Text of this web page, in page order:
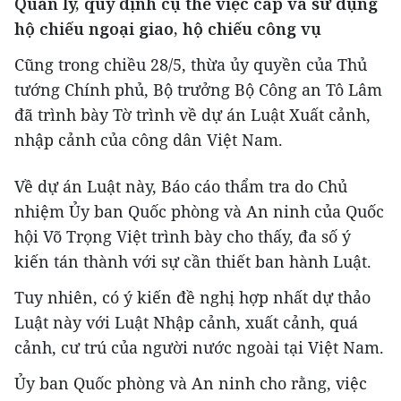
hộ chiếu ngoại giao, hộ chiếu công vụ
Cũng trong chiều 28/5, thừa ủy quyền của Thủ
tướng Chính phủ, Bộ trưởng Bộ Công an Tô Lâm
đã trình bày Tờ trình về dự án Luật Xuất cảnh,
nhập cảnh của công dân Việt Nam.
Về dự án Luật này, Báo cáo thẩm tra do Chủ
nhiệm Ủy ban Quốc phòng và An ninh của Quốc
hội Võ Trọng Việt trình bày cho thấy, đa số ý
kiến tán thành với sự cần thiết ban hành Luật.
Tuy nhiên, có ý kiến đề nghị hợp nhất dự thảo
Luật này với Luật Nhập cảnh, xuất cảnh, quá
cảnh, cư trú của người nước ngoài tại Việt Nam.
Ủy ban Quốc phòng và An ninh cho rằng, việc